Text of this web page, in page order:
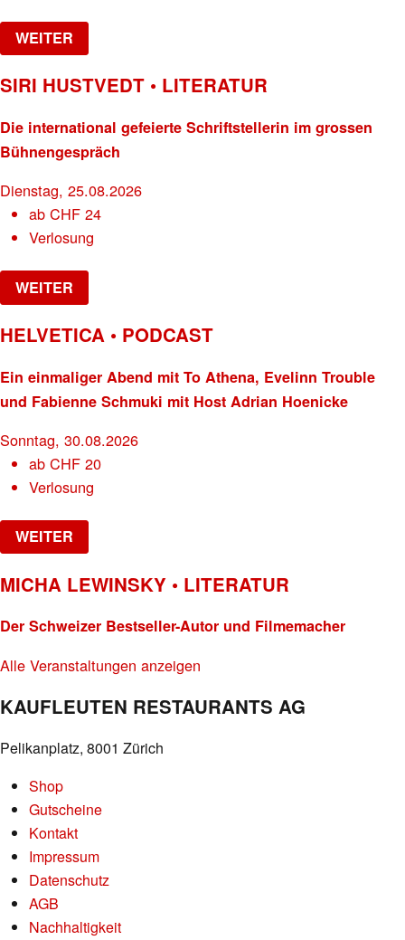
WEITER
SIRI HUSTVEDT • LITERATUR
Die international gefeierte Schriftstellerin im grossen
Bühnengespräch
Dienstag, 25.08.2026
abCHF 24
Verlosung
WEITER
HELVETICA • PODCAST
Ein einmaliger Abend mit To Athena, Evelinn Trouble
und Fabienne Schmuki mit Host Adrian Hoenicke
Sonntag, 30.08.2026
abCHF 20
Verlosung
WEITER
MICHA LEWINSKY • LITERATUR
Der Schweizer Bestseller-Autor und Filmemacher
Alle Veranstaltungen anzeigen
KAUFLEUTEN RESTAURANTS AG
Pelikanplatz, 8001 Zürich
Shop
Gutscheine
Kontakt
Impressum
Datenschutz
AGB
Nachhaltigkeit